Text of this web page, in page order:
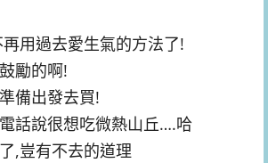
用過去愛生氣的方法了!
勵的啊!
備出發去買!
話說很想吃微熱山丘….哈
,豈有不去的道理